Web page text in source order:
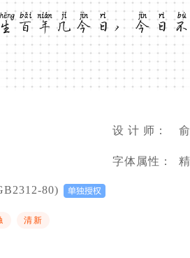
百年几今日，今日
设 计 师：
字体属性：
80)
清新